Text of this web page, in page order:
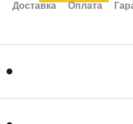
Доставка Оплата